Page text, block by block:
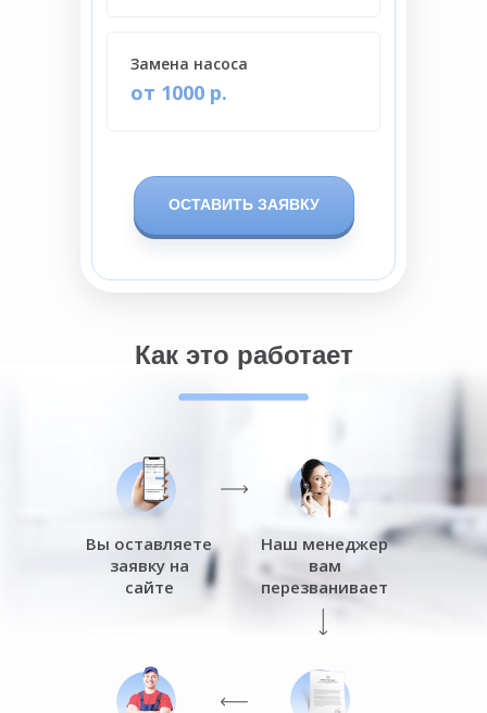
Как это работает
ОСТАВИТЬ ЗАЯВКУ
от 1000 р.
Замена насоса
Наш менеджер
вам
перезванивает
Вы оставляете
заявку на
сайте